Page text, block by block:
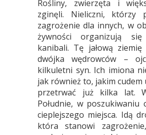
Rośliny, zwierzęta i
zginęli. Nieliczni, którzy
zagrożenie dla innych, w
żywności organizują
kanibali. Tę jałową ziemię
dwójka wędrowców –
kilkuletni syn. Ich imiona
jak również to, jakim cudem
przetrwać już kilka lat.
Południe, w poszukiwaniu
cieplejszego miejsca. Idą
która stanowi